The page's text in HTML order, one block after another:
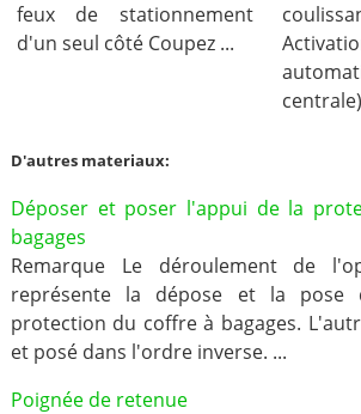
feux de stationnement
d'un seul côté Coupez ...
D'autres materiaux:
Déposer et poser l'appui de la
bagages
Remarque Le déroulement de
représente la dépose et la
protection du coffre à bagages.
et posé dans l'ordre inverse. ...
Poignée de retenue